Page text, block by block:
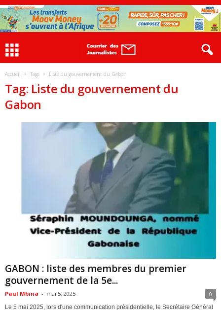
Accueil Tags Liste du gouvernement du Gabon
Tag: Liste du gouvernement du
Gabon
GABON : liste des membres du premier
gouvernement de la 5e...
Paul Mbina - mai 5, 2025 0
Le 5 mai 2025, lors d'une communication présidentielle, le Secrétaire Général